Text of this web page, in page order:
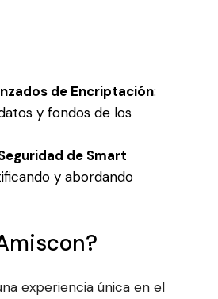
de Encriptación:
y fondos de los
de Smart
y abordando
experiencia única en el